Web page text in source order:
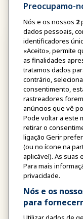
Encontro
CIMEIRA
Preocupamo-
Nós e os nossos 2
dados pessoais,
identificadores
«Aceito», permite
as finalidades
tratamos dados
contrário,
consentimento,
rastreadores
anúncios que vê
Pode voltar a este
retirar o
ligação Gerir
(ou no ícone na
aplicável). As suas
Para mais
privacidade.
Nós e os
para